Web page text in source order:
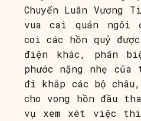
Chuyển Luân
vua cai quản
coi các hồn quỷ
điện khác, phân
phước nặng nhẹ
đi khắp các bộ
cho vong hồn đầu
vụ xem xét việc